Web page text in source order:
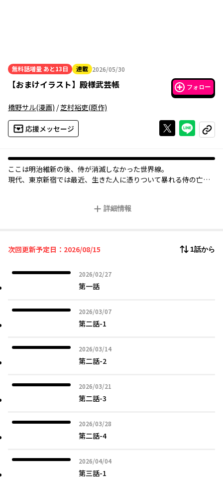
無料話増量 あと13日 連載 2026/05/30
2026年05月30日
【おまけイラスト】 殿様武芸帳 フォロー
橋野サル(漫画) /芝村裕吏(原作)
応援メッセージ Xで投稿する
ライン
コピー
ここは明治維新の後、侍が消滅しなかった世界線――。
現代、東京新宿では最近、生きた人に憑りついて暴れる侍の亡
詳細情報
次回更新予定日：2026/08/15 1話から
2026/02/27
2026年02月27日
第一話
2026/03/07
2026年03月07日
第二話-1
2026/03/14
2026年03月14日
第二話-2
2026/03/21
2026年03月21日
第二話-3
2026/03/28
2026年03月28日
第二話-4
2026/04/04
2026年04月04日
第三話-1